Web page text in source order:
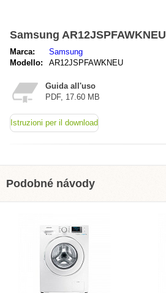
Samsung AR12JSPFAWKNEU
Marca:
Samsung
Modello:
AR12JSPFAWKNEU
Guida all'uso
PDF, 17.60 MB
Istruzioni per il download
Podobné návody